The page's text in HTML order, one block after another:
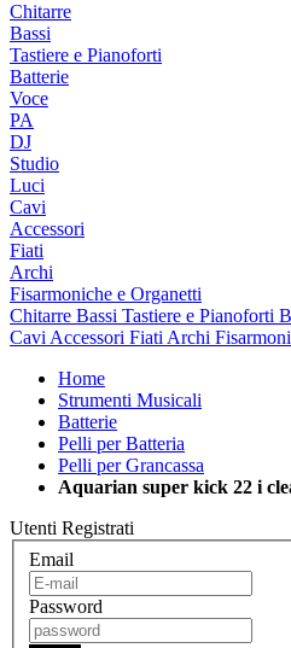
Chitarre
Bassi
Tastiere e Pianoforti
Batterie
Voce
PA
DJ
Studio
Luci
Cavi
Accessori
Fiati
Archi
Fisarmoniche e Organetti
Chitarre Bassi Tastiere e Pianoforti
Cavi Accessori Fiati Archi
Home
Strumenti Musicali
Batterie
Pelli per Batteria
Pelli per Grancassa
Aquarian super kick 22 i
Utenti Registrati
Email
Password